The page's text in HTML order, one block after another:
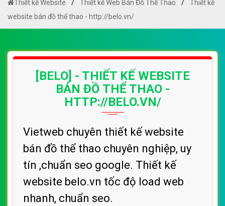
Thiết kế Website Thiết kế Web Bán Đồ Thể Thao
Thiết kế
website bán đồ thể thao - http://belo.vn/
[BELO] - THIẾT KẾ WEBSITE
BÁN ĐỒ THỂ THAO -
HTTP://BELO.VN/
Vietweb chuyên thiết kế website
bán đồ thể thao chuyên nghiệp, uy
tín ,chuẩn seo google. Thiết kế
website belo.vn tốc độ load web
nhanh, chuẩn seo.